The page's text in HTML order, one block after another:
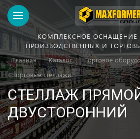
КОМПЛЕКСНОЕ ОСНАЩЕНИЕ
ПРОИЗВОДСТВЕННЫХ И
Главная
Каталог
Торговое
Торговые стеллажи
СТЕЛЛАЖ
ДВУСТОРОННИЙ